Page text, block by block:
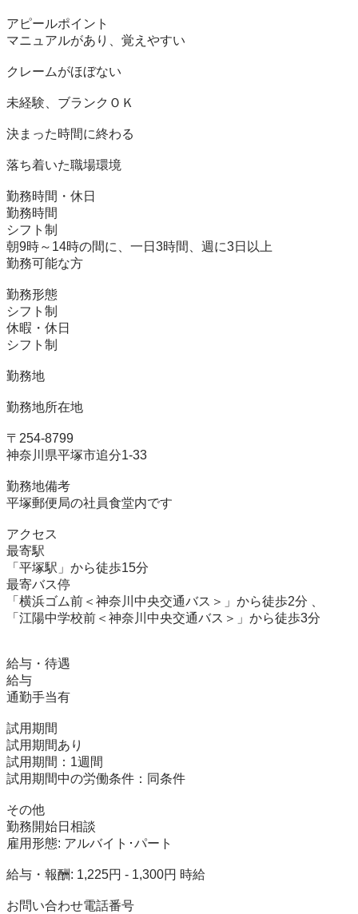
アピールポイント
マニュアルがあり、覚えやすい
クレームがほぼない
未経験、ブランクＯＫ
決まった時間に終わる
落ち着いた職場環境
勤務時間・休日
勤務時間
シフト制
朝9時～14時の間に、一日3時間、週に3日以上
勤務可能な方
勤務形態
シフト制
休暇・休日
シフト制
勤務地
勤務地所在地
〒254-8799
神奈川県平塚市追分1-33
勤務地備考
平塚郵便局の社員食堂内です
アクセス
最寄駅
「平塚駅」から徒歩15分
最寄バス停
「横浜ゴム前＜神奈川中央交通バス＞」から徒歩2分 、
「江陽中学校前＜神奈川中央交通バス＞」から徒歩3分
給与・待遇
給与
通勤手当有
試用期間
試用期間あり
試用期間：1週間
試用期間中の労働条件：同条件
その他
勤務開始日相談
雇用形態: アルバイト･パート
給与・報酬: 1,225円 - 1,300円 時給
お問い合わせ電話番号